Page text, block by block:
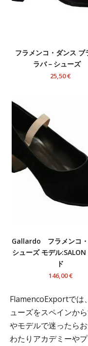
フラメンコ・ダンス ブ
ラバ－シューズ
25,50 €
Gallardo フラメンコ
シューズ モデル
ド
146,00 €
FlamencoExportでは
ューズをスペインか
やモデルで迷ったら
わたりアカデミーや